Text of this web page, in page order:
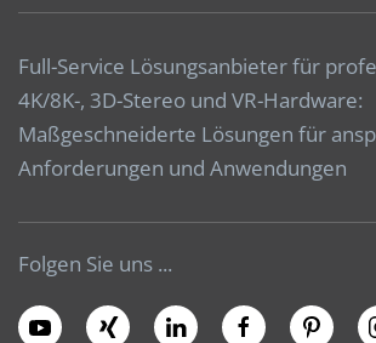
Full-Service Lösungsanbieter für
4K/8K-, 3D-Stereo und VR-Hardware:
Maßgeschneiderte Lösungen für
Anforderungen und Anwendungen
Folgen Sie uns ...